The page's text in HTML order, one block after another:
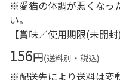
※愛猫の体調が悪くなっ
い。
【賞味／使用期限(未開
156円(送料別・税込)
※配送先により送料は変